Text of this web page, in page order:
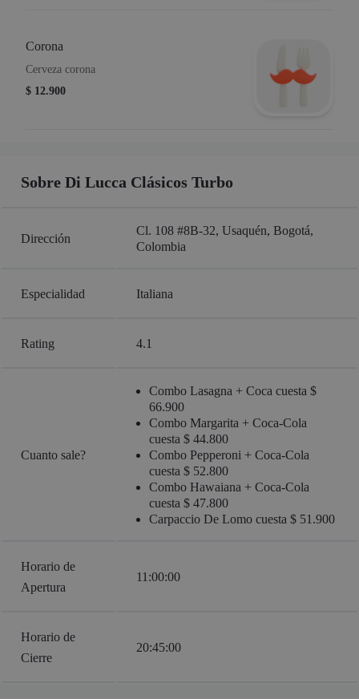
Corona
Cerveza corona
$ 12.900
Sobre Di Lucca Clásicos Turbo
Dirección
Cl. 108 #8B-32, Usaquén, Bogotá,
Colombia
Especialidad Italiana
Rating 4.1
Cuanto sale?
Combo Lasagna + Coca cuesta $
66.900
Combo Margarita + Coca-Cola
cuesta $ 44.800
Combo Pepperoni + Coca-Cola
cuesta $ 52.800
Combo Hawaiana + Coca-Cola
cuesta $ 47.800
Carpaccio De Lomo cuesta $ 51.900
Horario de
Apertura
11:00:00
Horario de
Cierre
20:45:00